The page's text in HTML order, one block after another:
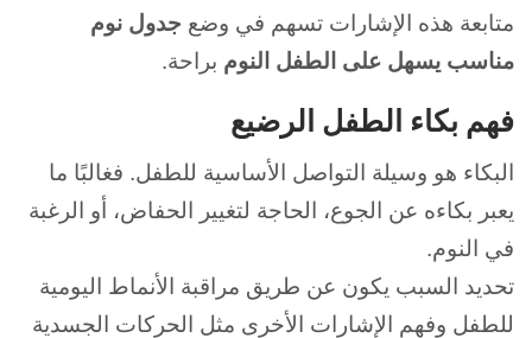
متابعة هذه الإشارات تسهم في وضع جدول نوم
مناسب يسهل على الطفل النوم براحة.
فهم بكاء الطفل الرضيع
البكاء هو وسيلة التواصل الأساسية للطفل. فغالبًا ما
يعبر بكاءه عن الجوع، الحاجة لتغيير الحفاض، أو الرغبة
في النوم.
تحديد السبب يكون عن طريق مراقبة الأنماط اليومية
للطفل وفهم الإشارات الأخرى مثل الحركات الجسدية